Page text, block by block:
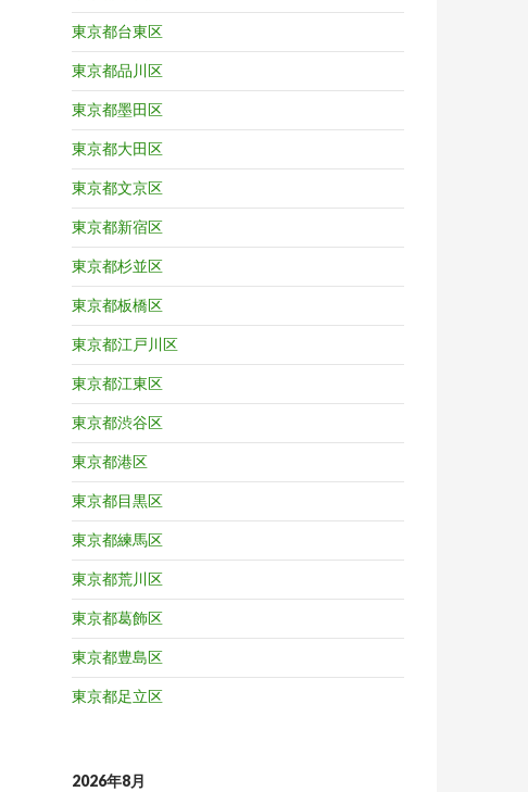
東京都台東区
東京都品川区
東京都墨田区
東京都大田区
東京都文京区
東京都新宿区
東京都杉並区
東京都板橋区
東京都江戸川区
東京都江東区
東京都渋谷区
東京都港区
東京都目黒区
東京都練馬区
東京都荒川区
東京都葛飾区
東京都豊島区
東京都足立区
2026年8月